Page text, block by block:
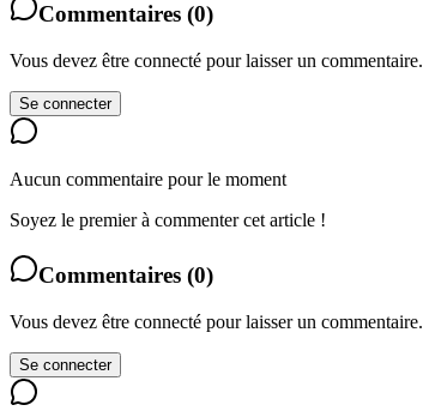
Commentaires (0)
Vous devez être connecté pour laisser un commentaire.
Se connecter
Aucun commentaire pour le moment
Soyez le premier à commenter cet article !
Commentaires (0)
Vous devez être connecté pour laisser un commentaire.
Se connecter